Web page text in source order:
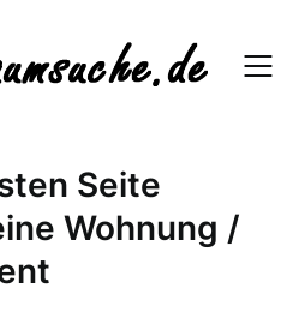
Seite
Wohnung /